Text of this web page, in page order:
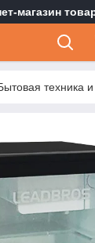
магазин
техника и